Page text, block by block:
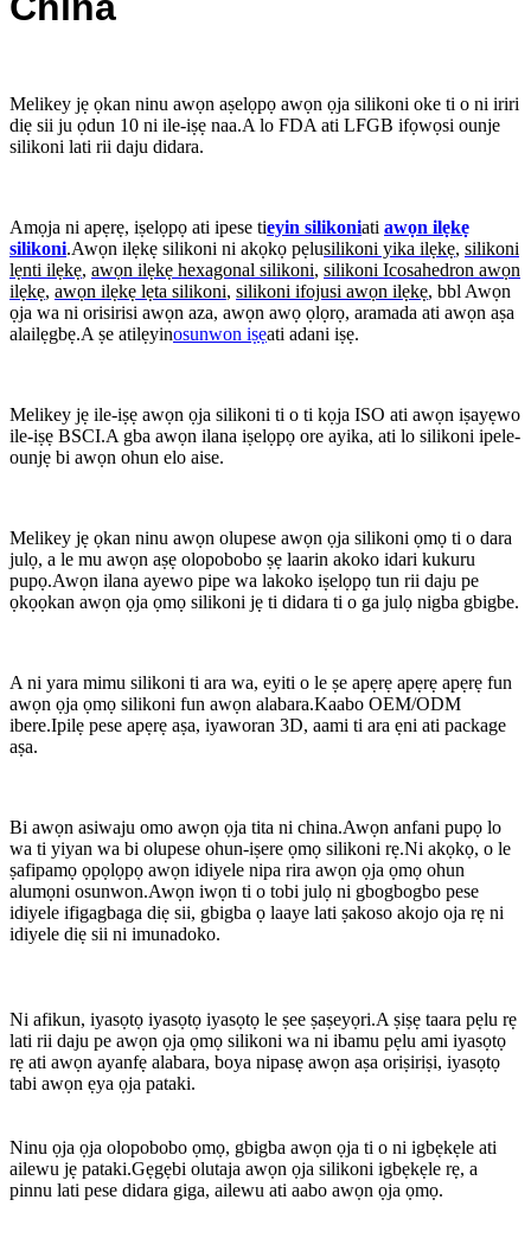
Melikey jẹ ọkan ninu awọn aṣelọpọ awọn ọja silikoni oke ti o ni iriri
diẹ sii ju ọdun 10 ni ile-iṣẹ naa.A lo FDA ati LFGB ifọwọsi ounje
silikoni lati rii daju didara.
Amọja ni apẹrẹ, iṣelọpọ ati ipese tieyin silikoniati awọn ilẹkẹ
silikoni.Awọn ilẹkẹ silikoni ni akọkọ pẹlusilikoni yika ilẹkẹ, silikoni
lẹnti ilẹkẹ, awọn ilẹkẹ hexagonal silikoni, silikoni Icosahedron awọn
ilẹkẹ, awọn ilẹkẹ lẹta silikoni, silikoni ifojusi awọn ilẹkẹ, bbl Awọn
ọja wa ni orisirisi awọn aza, awọn awọ ọlọrọ, aramada ati awọn aṣa
alailẹgbẹ.A ṣe atilẹyinosunwon iṣẹati adani iṣẹ.
Melikey jẹ ile-iṣẹ awọn ọja silikoni ti o ti kọja ISO ati awọn iṣayẹwo
ile-iṣẹ BSCI.A gba awọn ilana iṣelọpọ ore ayika, ati lo silikoni ipele-
ounjẹ bi awọn ohun elo aise.
Melikey jẹ ọkan ninu awọn olupese awọn ọja silikoni ọmọ ti o dara
julọ, a le mu awọn aṣẹ olopobobo ṣẹ laarin akoko idari kukuru
pupọ.Awọn ilana ayewo pipe wa lakoko iṣelọpọ tun rii daju pe
ọkọọkan awọn ọja ọmọ silikoni jẹ ti didara ti o ga julọ nigba gbigbe.
A ni yara mimu silikoni ti ara wa, eyiti o le ṣe apẹrẹ apẹrẹ apẹrẹ fun
awọn ọja ọmọ silikoni fun awọn alabara.Kaabo OEM/ODM
ibere.Ipilẹ pese apẹrẹ aṣa, iyaworan 3D, aami ti ara ẹni ati package
aṣa.
Bi awọn asiwaju omo awọn ọja tita ni china.Awọn anfani pupọ lo
wa ti yiyan wa bi olupese ohun-iṣere ọmọ silikoni rẹ.Ni akọkọ, o le
ṣafipamọ ọpọlọpọ awọn idiyele nipa rira awọn ọja ọmọ ohun
alumọni osunwon.Awọn iwọn ti o tobi julọ ni gbogbogbo pese
idiyele ifigagbaga diẹ sii, gbigba ọ laaye lati ṣakoso akojo oja rẹ ni
idiyele diẹ sii ni imunadoko.
Ni afikun, iyasọtọ iyasọtọ iyasọtọ le ṣee ṣaṣeyọri.A ṣiṣẹ taara pẹlu rẹ
lati rii daju pe awọn ọja ọmọ silikoni wa ni ibamu pẹlu ami iyasọtọ
rẹ ati awọn ayanfẹ alabara, boya nipasẹ awọn aṣa oriṣiriṣi, iyasọtọ
tabi awọn ẹya ọja pataki.
Ninu ọja ọja olopobobo ọmọ, gbigba awọn ọja ti o ni igbẹkẹle ati
ailewu jẹ pataki.Gẹgẹbi olutaja awọn ọja silikoni igbẹkẹle rẹ, a
pinnu lati pese didara giga, ailewu ati aabo awọn ọja ọmọ.